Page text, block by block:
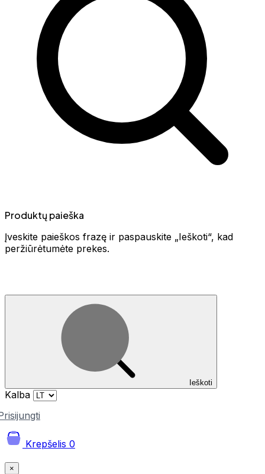
Produktų paieška
Įveskite paieškos frazę ir paspauskite „Ieškoti“, kad
peržiūrėtumėte prekes.
Ieškoti
Kalba
Krepšelis 0
×